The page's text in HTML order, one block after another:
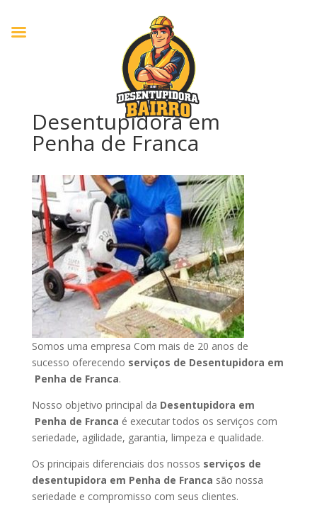
Desentupidora em
Penha de Franca
Somos uma empresa Com mais de 20 anos de
sucesso oferecendo serviços de Desentupidora em
Penha de Franca.
Nosso objetivo principal da Desentupidora em
Penha de Franca é executar todos os serviços com
seriedade, agilidade, garantia, limpeza e qualidade.
Os principais diferenciais dos nossos serviços de
desentupidora em Penha de Franca são nossa
seriedade e compromisso com seus clientes.